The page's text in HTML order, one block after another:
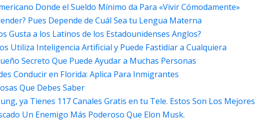
Donde el Sueldo Mínimo da Para «Vivir Cómodamente»
Pues Depende de Cuál Sea tu Lengua Materna
Gusta a los Latinos de los Estadounidenses Anglos?
Utiliza Inteligencia Artificial y Puede Fastidiar a Cualquiera
Secreto Que Puede Ayudar a Muchas Personas
Conducir en Florida: Aplica Para Inmigrantes
Que Debes Saber
ya Tienes 117 Canales Gratis en tu Tele. Estos Son Los Mejores
Un Enemigo Más Poderoso Que Elon Musk.